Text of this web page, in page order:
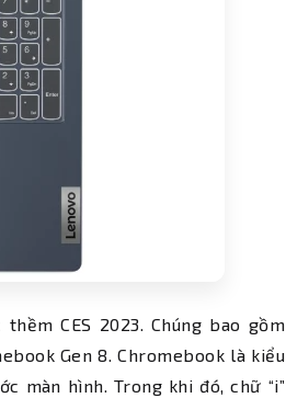
CES 2023. Chúng bao gồm
Gen 8. Chromebook là kiểu
màn hình. Trong khi đó, chữ “i”